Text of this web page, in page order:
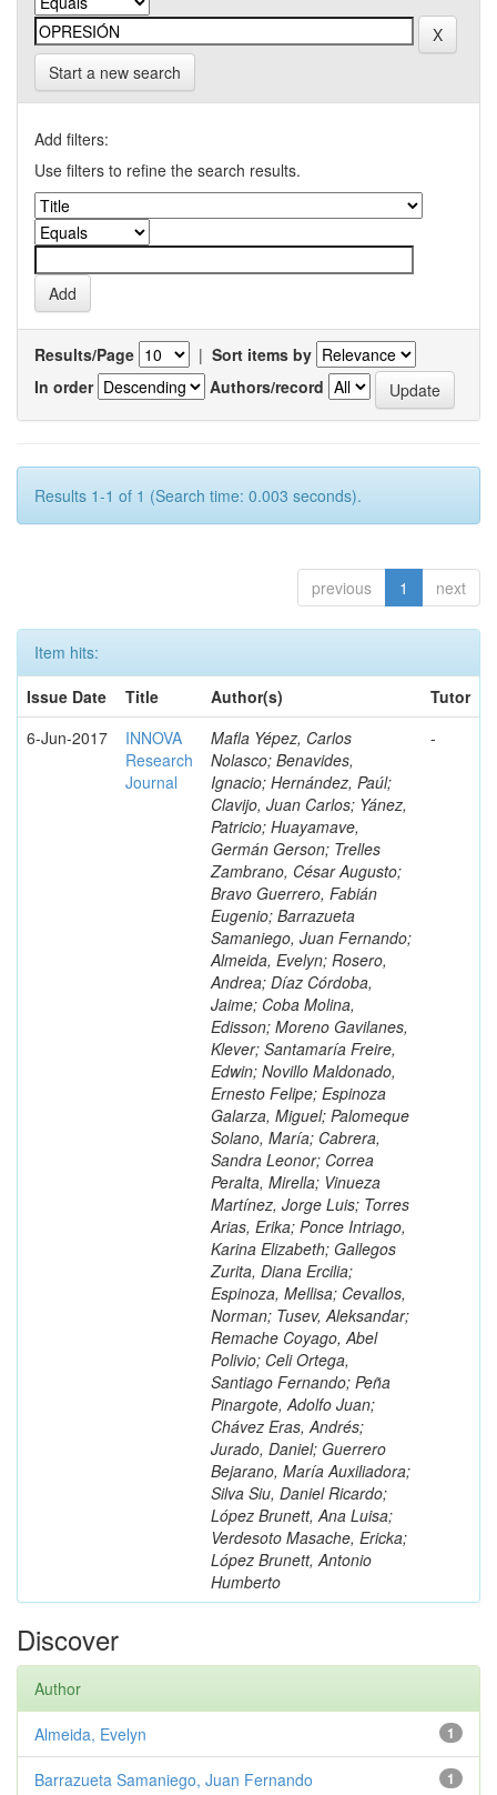
Start a new search
Add filters:
Use filters to refine the search results.
Results/Page | Sort items by
In order
Authors/record
Results 1-1 of 1 (Search time: 0.003 seconds).
previous 1 next
Item hits:
Issue Date
Title Author(s)
Tutor
6-Jun-2017
INNOVA
Research
Journal
Mafla Yépez, Carlos
Nolasco; Benavides,
Ignacio; Hernández, Paúl;
Clavijo, Juan Carlos; Yánez,
Patricio; Huayamave,
Germán Gerson; Trelles
Zambrano, César Augusto;
Bravo Guerrero, Fabián
Eugenio; Barrazueta
Samaniego, Juan Fernando;
Almeida, Evelyn; Rosero,
Andrea; Díaz Córdoba,
Jaime; Coba Molina,
Edisson; Moreno Gavilanes,
Klever; Santamaría Freire,
Edwin; Novillo Maldonado,
Ernesto Felipe; Espinoza
Galarza, Miguel; Palomeque
Solano, María; Cabrera,
Sandra Leonor; Correa
Peralta, Mirella; Vinueza
Martínez, Jorge Luis; Torres
Arias, Erika; Ponce Intriago,
Karina Elizabeth; Gallegos
Zurita, Diana Ercilia;
Espinoza, Mellisa; Cevallos,
Norman; Tusev, Aleksandar;
Remache Coyago, Abel
Polivio; Celi Ortega,
Santiago Fernando; Peña
Pinargote, Adolfo Juan;
Chávez Eras, Andrés;
Jurado, Daniel; Guerrero
Bejarano, María Auxiliadora;
Silva Siu, Daniel Ricardo;
López Brunett, Ana Luisa;
Verdesoto Masache, Ericka;
López Brunett, Antonio
Humberto
-
Discover
Author
1
Almeida, Evelyn
1
Barrazueta Samaniego, Juan Fernando